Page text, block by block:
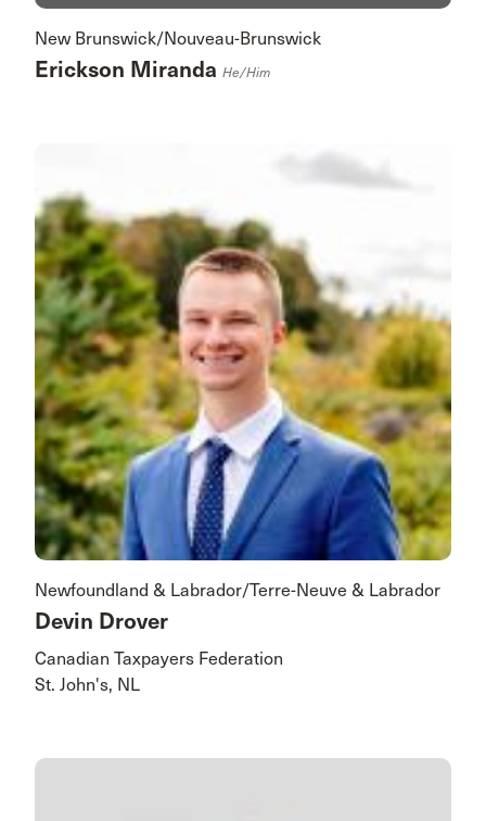
New Brunswick/Nouveau-Brunswick
Erickson Miranda He/him
Newfoundland & Labrador/Terre-Neuve & Labrador
Devin Drover
Canadian Taxpayers Federation
St. John's, NL